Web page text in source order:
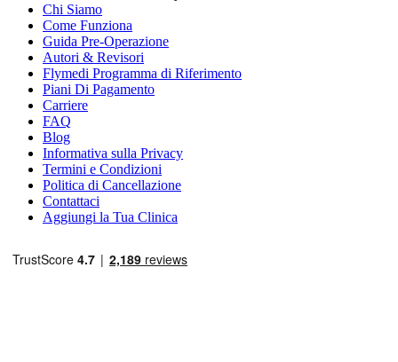
Chi Siamo
Come Funziona
Guida Pre-Operazione
Autori & Revisori
Flymedi Programma di Riferimento
Piani Di Pagamento
Carriere
FAQ
Blog
Informativa sulla Privacy
Termini e Condizioni
Politica di Cancellazione
Contattaci
Aggiungi la Tua Clinica